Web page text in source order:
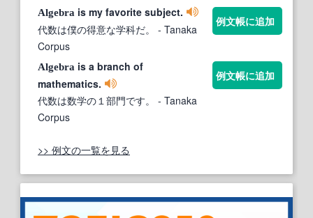
Algebra is my favorite subject.
代数は僕の得意な学科だ。
- Tanaka
Corpus
例文帳に追加
Algebra is a branch of
mathematics.
代数は数学の１部門です。
- Tanaka
Corpus
例文帳に追加
>> 例文の一覧を見る